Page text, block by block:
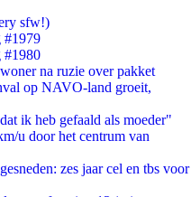
sfw!)
#1979
#1980
na ruzie over pakket
op NAVO-land groeit,
ik heb gefaald als moeder"
u door het centrum van
zes jaar cel en tbs voor